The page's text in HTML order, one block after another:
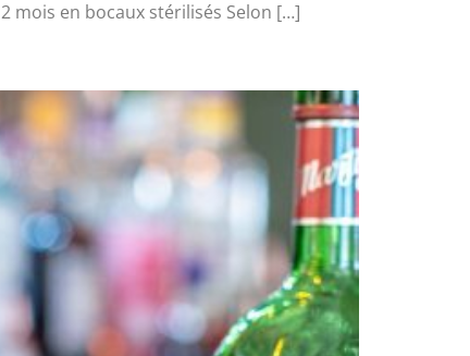
mois en bocaux stérilisés Selon […]